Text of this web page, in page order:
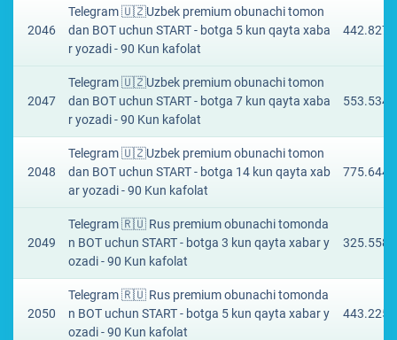
2046
Telegram 🇺🇿Uzbek premium obunachi tomon
dan BOT uchun START - botga 5 kun qayta xaba
r yozadi - 90 Kun kafolat
2047
Telegram 🇺🇿Uzbek premium obunachi tomon
dan BOT uchun START - botga 7 kun qayta xaba
r yozadi - 90 Kun kafolat
553.534
2048
Telegram 🇺🇿Uzbek premium obunachi tomon
dan BOT uchun START - botga 14 kun qayta xab
ar yozadi - 90 Kun kafolat
2049
Telegram 🇷🇺 Rus premium obunachi tomonda
n BOT uchun START - botga 3 kun qayta xabar y
ozadi - 90 Kun kafolat
2050
Telegram 🇷🇺 Rus premium obunachi tomonda
n BOT uchun START - botga 5 kun qayta xabar y
ozadi - 90 Kun kafolat